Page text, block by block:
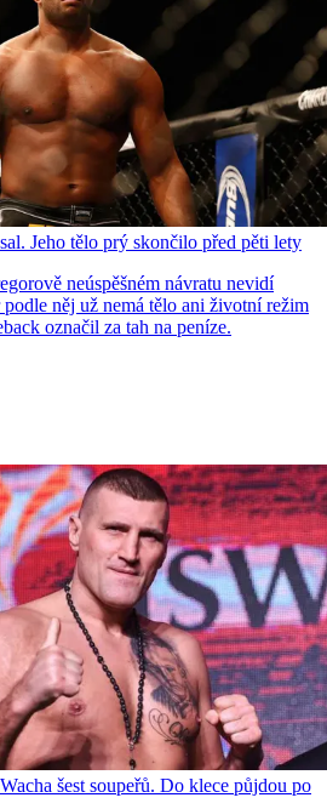
Jeho tělo prý skončilo před pěti lety
neúspěšném návratu nevidí
něj už nemá tělo ani životní režim
označil za tah na peníze.
šest soupeřů. Do klece půjdou po